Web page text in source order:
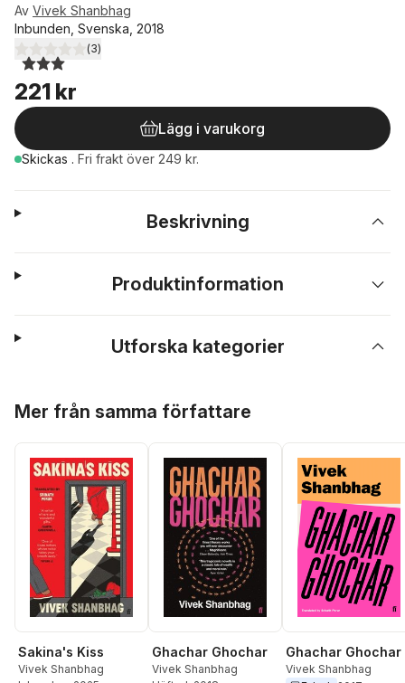
Av Vivek Shanbhag
Inbunden, Svenska, 2018
3,0utav 5 stjärnor. Totalt antal röster:
(3)
221 kr
Lägg i varukorg
Skickas . Fri frakt över 249 kr.
Beskrivning
Produktinformation
Utforska kategorier
Mer från samma författare
Sakina's Kiss
Vivek Shanbhag
Ghachar Ghochar
Vivek Shanbhag
Ghachar Ghochar
Vivek Shanbhag